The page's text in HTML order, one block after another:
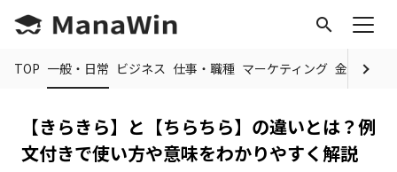
search
TOP 一般・日常 ビジネス 仕事・職種 マーケティング 金融 制度
【きらきら】と【ちらちら】の違いとは？例
文付きで使い方や意味をわかりやすく解説